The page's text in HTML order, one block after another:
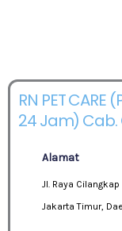
RN PET CARE
24 Jam)
Alamat
Jl. Raya Cilangkap
Jakarta Timur,